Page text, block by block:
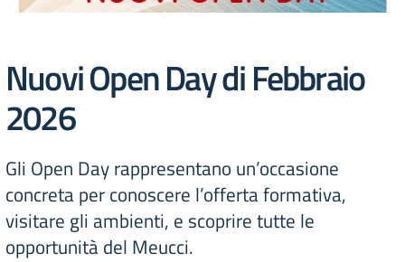
Nuovi Open Day di Febbraio
2026
Gli Open Day rappresentano un’occasione
concreta per conoscere l’offerta formativa,
visitare gli ambienti, e scoprire tutte le
opportunità del Meucci.